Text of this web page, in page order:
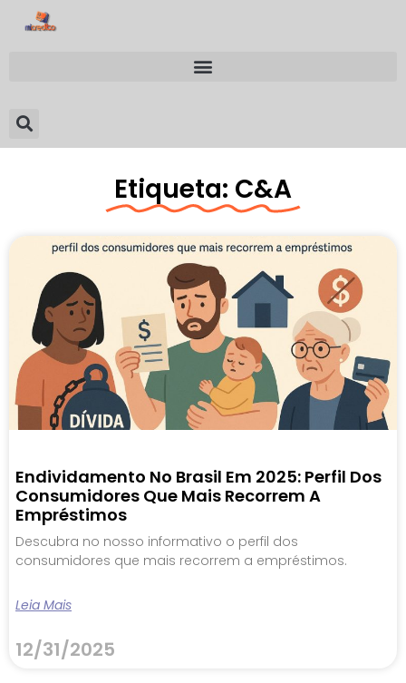
Etiqueta: C&A
Endividamento No Brasil Em 2025: Perfil Dos
Consumidores Que Mais Recorrem A
Empréstimos
Descubra no nosso informativo o perfil dos
consumidores que mais recorrem a empréstimos.
Leia Mais
12/31/2025